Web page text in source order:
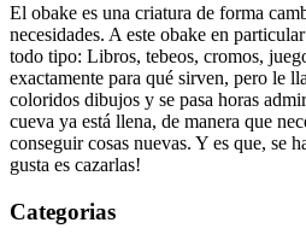
El obake es una criatura de forma
necesidades. A este obake en
todo tipo: Libros, tebeos, cromos,
exactamente para qué sirven, pero le
coloridos dibujos y se pasa horas
cueva ya está llena, de manera que
conseguir cosas nuevas. Y es que, se
gusta es cazarlas!
Categorias